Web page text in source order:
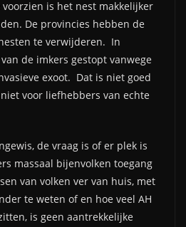
is het nest makkelijker
De provincies hebben de
te verwijderen. In
de imkers gestopt vanwege
exoot. Dat is niet goed
voor liefhebbers van echte
de vraag is of er plek is
massaal bijenvolken toegang
van volken ver van huis, met
te weten of en hoe veel AH
is geen aantrekkelijke